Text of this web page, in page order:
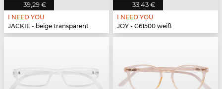
39,29 €
I NEED YOU
JACKIE - beige transparent
33,43 €
I NEED YOU
JOY - G61500 weiß